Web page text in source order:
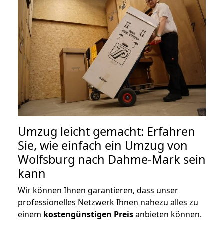
Umzug leicht gemacht: Erfahren
Sie, wie einfach ein Umzug von
Wolfsburg nach Dahme-Mark sein
kann
Wir können Ihnen garantieren, dass unser
professionelles Netzwerk Ihnen nahezu alles zu
einem kostengünstigen Preisanbieten können.